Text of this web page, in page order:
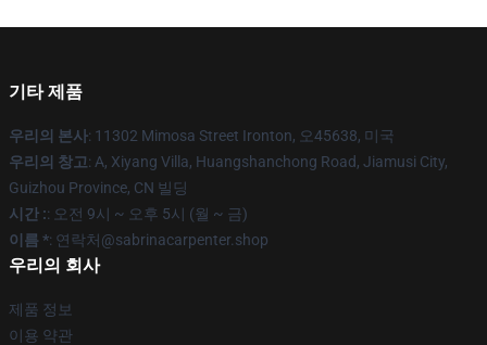
기타 제품
우리의 본사: 11302 Mimosa Street Ironton, 오45638, 미국
우리의 창고: A, Xiyang Villa, Huangshanchong Road, Jiamusi City,
Guizhou Province, CN 빌딩
시간 :: 오전 9시 ~ 오후 5시 (월 ~ 금)
이름 *: 연락처@sabrinacarpenter.shop
우리의 회사
제품 정보
이용 약관